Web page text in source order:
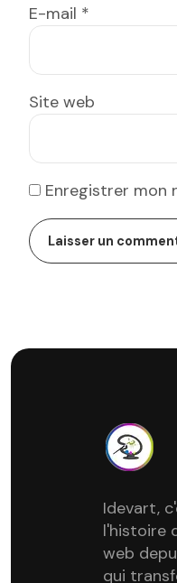
E-mail *
Site web
Enregistrer mon
Idevart,
l'histoire
web
qui